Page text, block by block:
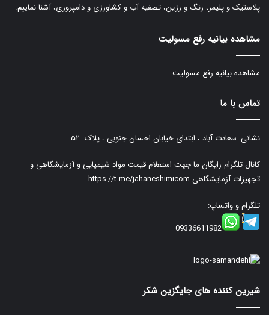
پلاستیک و پلیمر، رنگ و رزین، تصفیه آب و کشاورزی و دامپروری، آشنا نماییم.
مشاهده بیانیه رفع مسولیت
مشاهده بیانیه رفع مسولیت
تماس با ما
نشانی: سعادت آباد ، ابتدای خیابان احسان جنوبی ، پلاک ۵۲
کانال تلگرام رایگان ما جهت استعلام قیمت مواد شیمیایی و آزمایشگاهی و
تجهیزات آزمایشگاهی https://t.me/jahaneshimicom
تلگرام و واتساپ:
09336611982
شیرین کننده های جایگزین شکر